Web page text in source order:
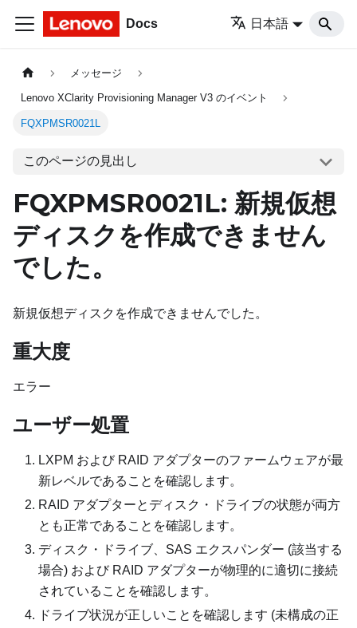
Docs 日本語
メッセージ
Lenovo XClarity Provisioning Manager V3 のイベント
FQXPMSR0021L
このページの見出し
FQXPMSR0021L: 新規仮想
ディスクを作成できません
でした。
新規仮想ディスクを作成できませんでした。
重大度
エラー
ユーザー処置
LXPM および RAID アダプターのファームウェアが最
新レベルであることを確認します。
RAID アダプターとディスク・ドライブの状態が両方
とも正常であることを確認します。
ディスク・ドライブ、SAS エクスパンダー (該当する
場合) および RAID アダプターが物理的に適切に接続
されていることを確認します。
ドライブ状況が正しいことを確認します (未構成の正